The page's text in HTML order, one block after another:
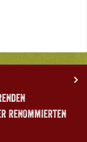
renommierten